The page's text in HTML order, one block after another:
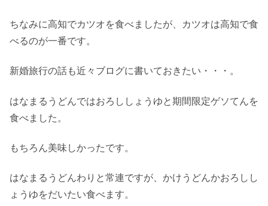
ちなみに高知でカツオを食べましたが、カツオは高知で食
べるのが一番です。
新婚旅行の話も近々ブログに書いておきたい・・・。
はなまるうどんではおろししょうゆと期間限定ゲソてんを
食べました。
もちろん美味しかったです。
はなまるうどんわりと常連ですが、かけうどんかおろしし
ょうゆをだいたい食べます。